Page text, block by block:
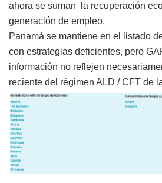
ahora se suman la recuperación
generación de empleo.
Panamá se mantiene en el listado
con estrategias deficientes, pero
información no reflejen
reciente del régimen ALD / CFT de